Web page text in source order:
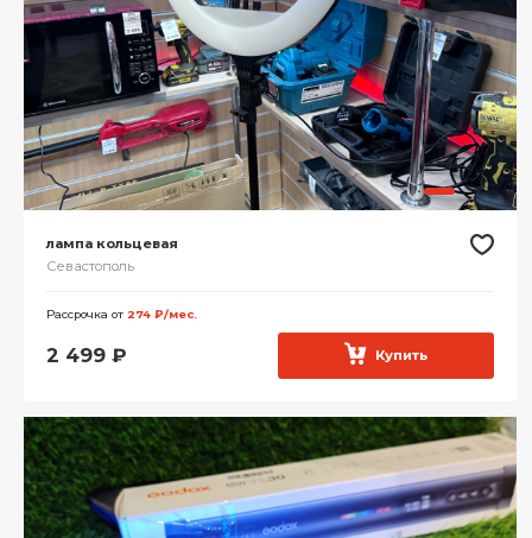
лампа кольцевая
Севастополь
Рассрочка от 274 ₽/мес.
2 499 ₽ Купить